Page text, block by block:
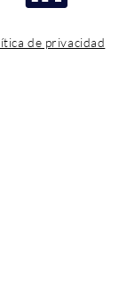
de privacidad